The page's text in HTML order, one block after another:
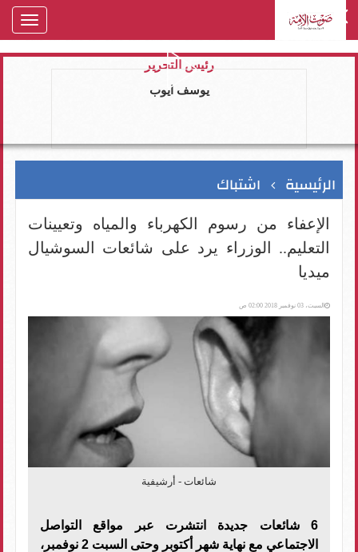
رئيس التحرير
يوسف ايوب
الرئيسية اشتباك
الإعفاء من رسوم الكهرباء والمياه وتعيينات
التعليم.. الوزراء يرد على شائعات السوشيال
ميديا
السبت، 03 نوفمبر 2018 02:00 ص
شائعات - أرشيفية
6 شائعات جديدة انتشرت عبر مواقع التواصل
الاجتماعي مع نهاية شهر أكتوبر وحتى السبت 2 نوفمبر،